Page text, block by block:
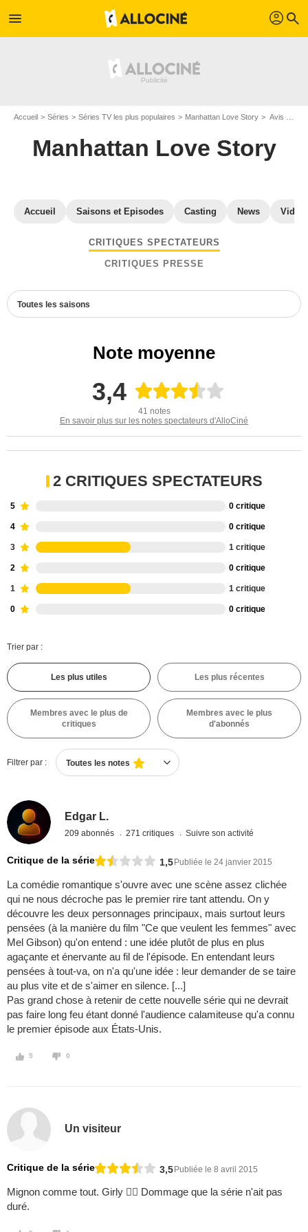
menu profil search
Accueil Séries Séries TV les plus populaires Manhattan Love Story Avis Manhattan Love Story
Manhattan Love Story
Accueil Saisons et Episodes Casting News
CRITIQUES SPECTATEURS
CRITIQUES PRESSE
Toutes les saisons
Note moyenne
3,4
41 notes
En savoir plus sur les notes spectateurs d'AlloCiné
2 CRITIQUES SPECTATEURS
5 0 critique
4 0 critique
3 1 critique
2 0 critique
1 1 critique
0 0 critique
Trier par :
Les plus utiles Les plus récentes
Membres avec le plus de
critiques
Membres avec le plus
d'abonnés
Filtrer par : Toutes les notes
Edgar L.
209 abonnés 271 critiques Suivre son activité
Critique de la série 1,5Publiée le 24 janvier 2015
La comédie romantique s'ouvre avec une scène assez clichée
qui ne nous décroche pas le premier rire tant attendu. On y
découvre les deux personnages principaux, mais surtout leurs
pensées (à la manière du film "Ce que veulent les femmes" avec
Mel Gibson) qu'on entend : une idée plutôt de plus en plus
agaçante et énervante au fil de l'épisode. En entendant leurs
pensées à tout-va, on n'a qu'une idée : leur demander de se taire
au plus vite et de s'aimer en silence. [...]
Pas grand chose à retenir de cette nouvelle série qui ne devrait
pas faire long feu étant donné l'audience calamiteuse qu'a connu
le premier épisode aux États-Unis.
5 0
Un visiteur
Critique de la série 3,5Publiée le 8 avril 2015
Mignon comme tout. Girly  Dommage que la série n'ait pas
duré.